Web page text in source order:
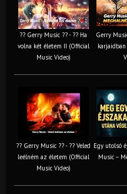
?? Gerry Music ?? - ?? Ha
volna két életem II (Official
Music Video)
Gerry
?? Gerry Music ?? - ?? Veled
leélném az életem (Official
Music Video)
Egy utolsó
Music –